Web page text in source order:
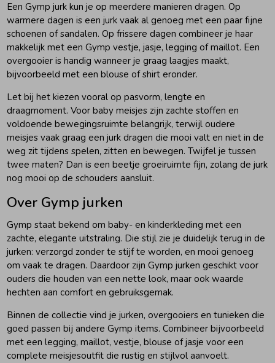
Een Gymp jurk kun je op meerdere manieren dragen. Op
warmere dagen is een jurk vaak al genoeg met een paar fijne
schoenen of sandalen. Op frissere dagen combineer je haar
makkelijk met een Gymp vestje, jasje, legging of maillot. Een
overgooier is handig wanneer je graag laagjes maakt,
bijvoorbeeld met een blouse of shirt eronder.
Let bij het kiezen vooral op pasvorm, lengte en
draagmoment. Voor baby meisjes zijn zachte stoffen en
voldoende bewegingsruimte belangrijk, terwijl oudere
meisjes vaak graag een jurk dragen die mooi valt en niet in de
weg zit tijdens spelen, zitten en bewegen. Twijfel je tussen
twee maten? Dan is een beetje groeiruimte fijn, zolang de jurk
nog mooi op de schouders aansluit.
Over Gymp jurken
Gymp staat bekend om baby- en kinderkleding met een
zachte, elegante uitstraling. Die stijl zie je duidelijk terug in de
jurken: verzorgd zonder te stijf te worden, en mooi genoeg
om vaak te dragen. Daardoor zijn Gymp jurken geschikt voor
ouders die houden van een nette look, maar ook waarde
hechten aan comfort en gebruiksgemak.
Binnen de collectie vind je jurken, overgooiers en tunieken die
goed passen bij andere Gymp items. Combineer bijvoorbeeld
met een legging, maillot, vestje, blouse of jasje voor een
complete meisjesoutfit die rustig en stijlvol aanvoelt.